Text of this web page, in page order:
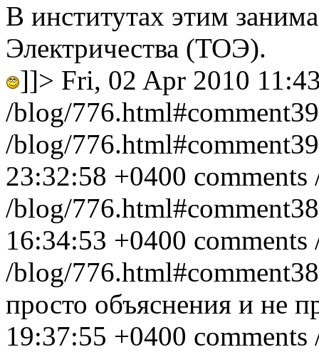
В институтах этим
Электричества (ТОЭ).
]]> Fri, 02 Apr 2010
/blog/
/blog/
23:32:58 +0400 comments
/blog/
16:34:53 +0400 comments
/blog/
просто объяснения и не
19:37:55 +0400 comments